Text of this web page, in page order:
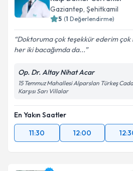
Gaziantep, Şehitkamil
5 (1 Değerlendirme)
Doktoruma çok teşekkür ederim çok
her iki bacağımda da...
Op. Dr. Altay Nihat Acar
15 Temmuz Mahallesi Alparslan Türkeş
Karşısı Sarı Villalar
En Yakın Saatler
11:30
12:00